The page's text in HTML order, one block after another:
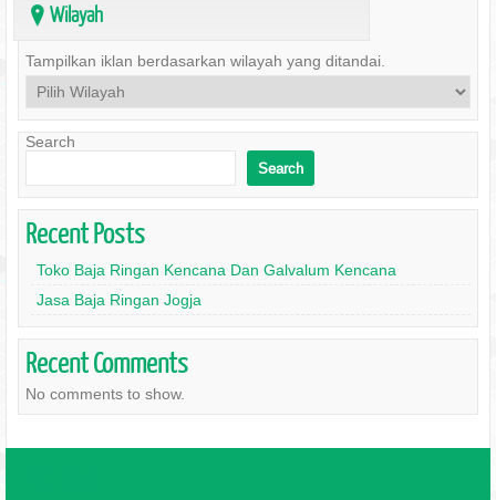
? Wilayah
Tampilkan iklan berdasarkan wilayah yang ditandai.
Search
Search
Recent Posts
Toko Baja Ringan Kencana Dan Galvalum Kencana
Jasa Baja Ringan Jogja
Recent Comments
No comments to show.